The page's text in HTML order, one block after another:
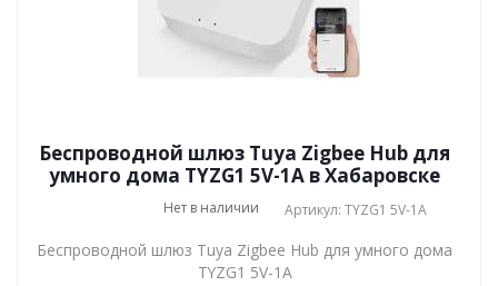
Беспроводной шлюз Tuya Zigbee Hub для
умного дома TYZG1 5V-1A в Хабаровске
Нет в наличии Артикул: TYZG1 5V-1A
Беспроводной шлюз Tuya Zigbee Hub для умного дома
TYZG1 5V-1A